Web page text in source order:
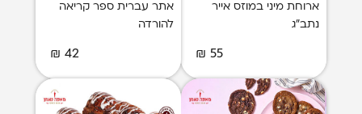
ארוחת מיני במוזס אייר
נתב"ג
55 ₪
אתר עברית ספר קריאה
להורדה
42 ₪